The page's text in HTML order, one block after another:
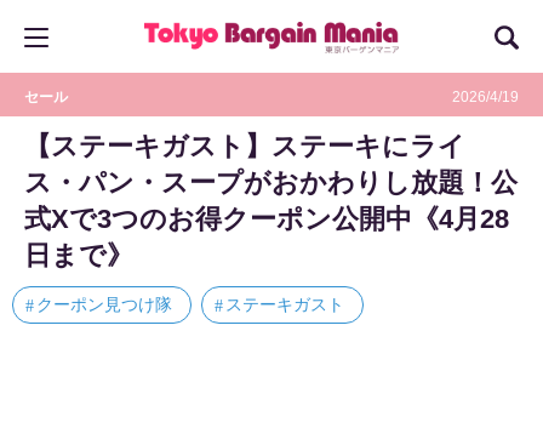
セール 2026/4/19
【ステーキガスト】ステーキにライ
ス・パン・スープがおかわりし放題！公
式Xで3つのお得クーポン公開中《4月28
日まで》
クーポン見つけ隊 ステーキガスト